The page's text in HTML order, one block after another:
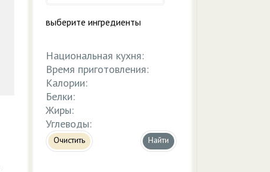
выберите ингредиенты
Национальная кухня:
Время приготовления:
Калории:
Белки:
Жиры:
Углеводы:
Очистить